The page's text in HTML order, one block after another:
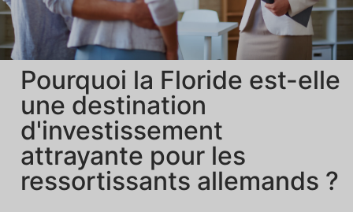
Pourquoi la Floride est-elle
une destination
d'investissement
attrayante pour les
ressortissants allemands ?